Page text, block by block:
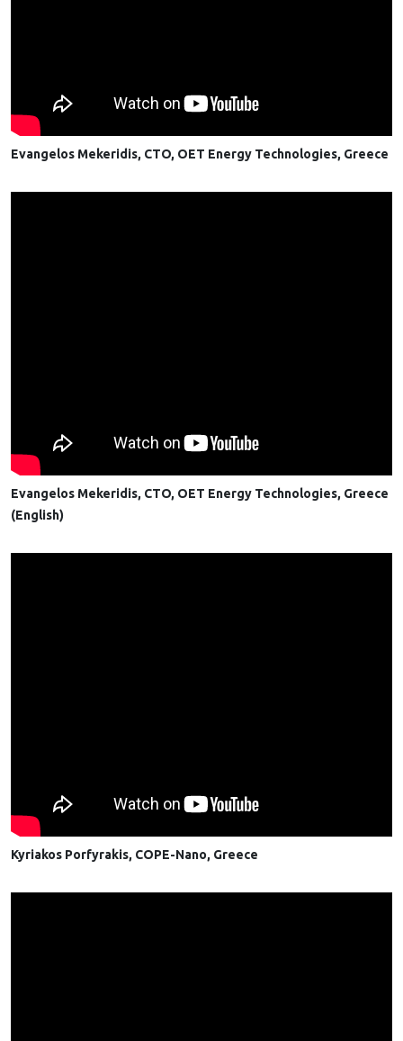
Evangelos Mekeridis, CTO, OET Energy Technologies, Greece
Evangelos Mekeridis, CTO, OET Energy Technologies, Greece
(English)
Kyriakos Porfyrakis, COPE-Nano, Greece